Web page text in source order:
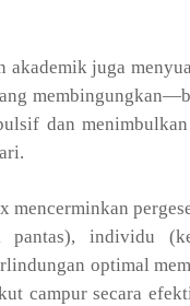
akademik juga
dan
mencerminkan
individu
optimal
campur secara